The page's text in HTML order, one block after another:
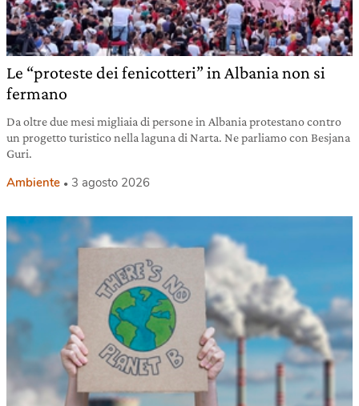
Le “proteste dei fenicotteri” in Albania non si
fermano
Da oltre due mesi migliaia di persone in Albania protestano contro
un progetto turistico nella laguna di Narta. Ne parliamo con Besjana
Guri.
Ambiente 3 agosto 2026